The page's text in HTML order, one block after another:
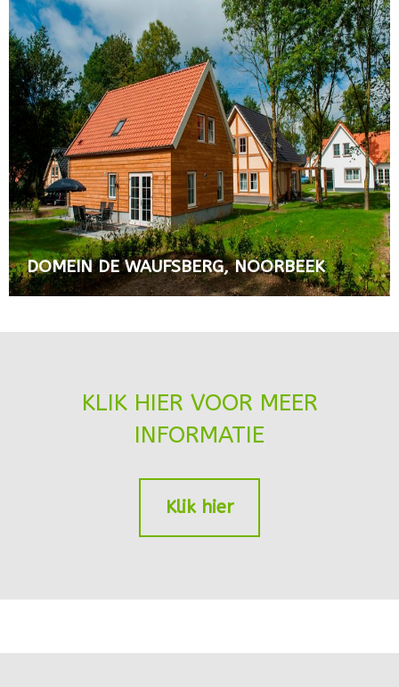
DOMEIN DE WAUFSBERG, NOORBEEK
KLIK HIER VOOR MEER
INFORMATIE
Klik hier